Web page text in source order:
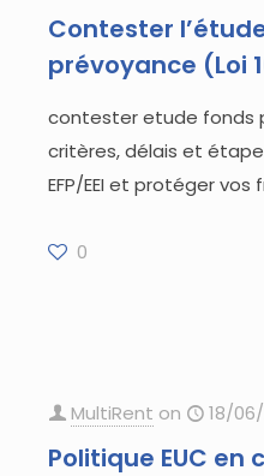
Contester
prévoyance (Loi
contester etude fonds
critères, délais et
EFP/EEI et protéger vos
0
MultiRent on 18/
Politique EUC